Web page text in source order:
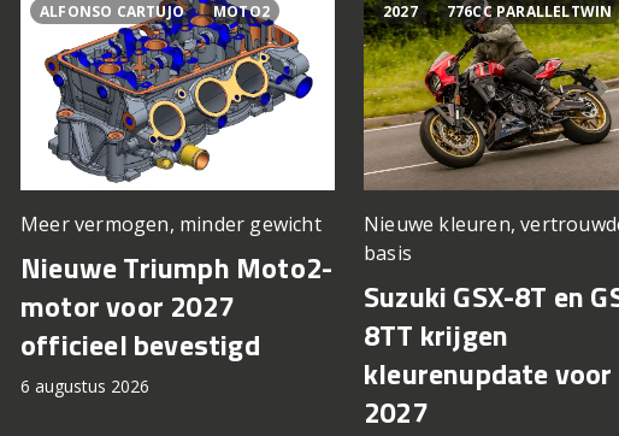
ALFONSO CARTUJO MOTO2
Meer vermogen, minder gewicht
Nieuwe Triumph Moto2-
motor voor 2027
officieel bevestigd
6 augustus 2026
2027 776CC PARALLELTWIN
Nieuwe kleuren,
basis
Suzuki GSX-8T en
8TT krijgen
kleurenupdate voor
2027